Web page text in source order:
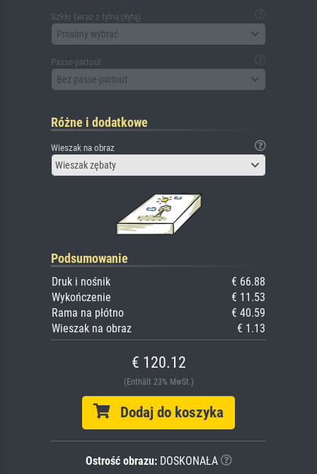
Szkło (wraz z tylną płytą)
Prosimy wybrać
Passe-partout
Bez passe-partout
Różne i dodatkowe
Wieszak na obraz
Wieszak zębaty
Podsumowanie
Druk i nośnik
€ 66.88
Wykończenie
€ 11.53
Rama na płótno
€ 40.59
Wieszak na obraz
€ 1.13
€ 120.12
(Enthält 23% MwSt.)
Dodaj do koszyka
Ostrość obrazu:DOSKONAŁA